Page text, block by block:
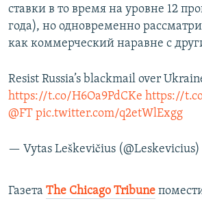
ставки в то время на уровне 12
года), но одновременно
как коммерческий наравне с
Resist Russia’s blackmail over
https://t.co/H6Oa9PdCKe https://
@FT pic.twitter.com/q2etWlExgg
— Vytas Leškevičius (@Leskevicius)
Газета The Chicago Tribune